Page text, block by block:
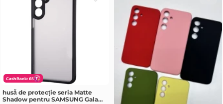
CashBack: 65
husă de protecție seria Matte
Shadow pentru SAMSUNG Galaxy